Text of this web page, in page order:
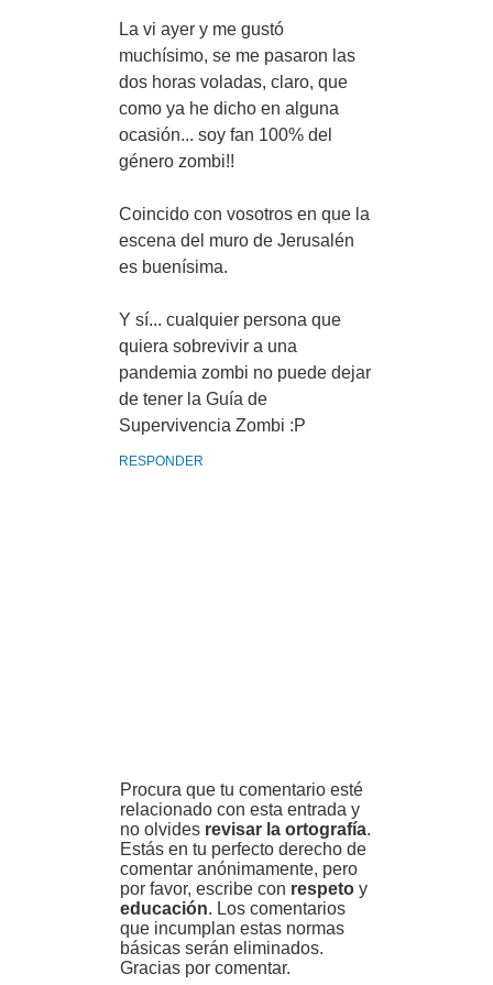
La vi ayer y me gustó
muchísimo, se me pasaron las
dos horas voladas, claro, que
como ya he dicho en alguna
ocasión... soy fan 100% del
género zombi!!
Coincido con vosotros en que la
escena del muro de Jerusalén
es buenísima.
Y sí... cualquier persona que
quiera sobrevivir a una
pandemia zombi no puede dejar
de tener la Guía de
Supervivencia Zombi :P
RESPONDER
Procura que tu comentario esté
relacionado con esta entrada y
no olvides revisar la ortografía.
Estás en tu perfecto derecho de
comentar anónimamente, pero
por favor, escribe con respeto y
educación. Los comentarios
que incumplan estas normas
básicas serán eliminados.
Gracias por comentar.